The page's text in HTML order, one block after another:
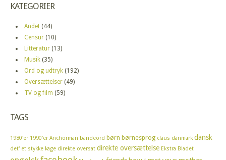
KATEGORIER
Andet (44)
Censur (10)
Litteratur (13)
Musik (35)
Ord og udtryk (192)
Oversættelser (49)
TV og film (59)
TAGS
1980'er 1990'er Anchorman bandeord børn børnesprog claus danmark dansk
det' et stykke kage direkte oversat direkte oversættelse Ekstra Bladet